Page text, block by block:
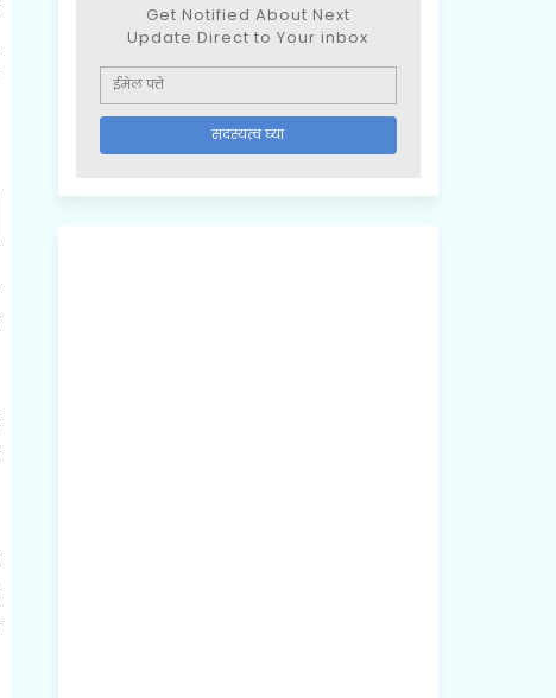
Get Notified About Next
Update Direct to Your inbox